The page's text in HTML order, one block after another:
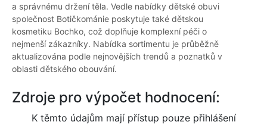
a správnému držení těla. Vedle nabídky dětské obuvi
společnost Botičkománie poskytuje také dětskou
kosmetiku Bochko, což doplňuje komplexní péči o
nejmenší zákazníky. Nabídka sortimentu je průběžně
aktualizována podle nejnovějších trendů a poznatků v
oblasti dětského obouvání.
Zdroje pro výpočet hodnocení:
K těmto údajům mají přístup pouze přihlášení